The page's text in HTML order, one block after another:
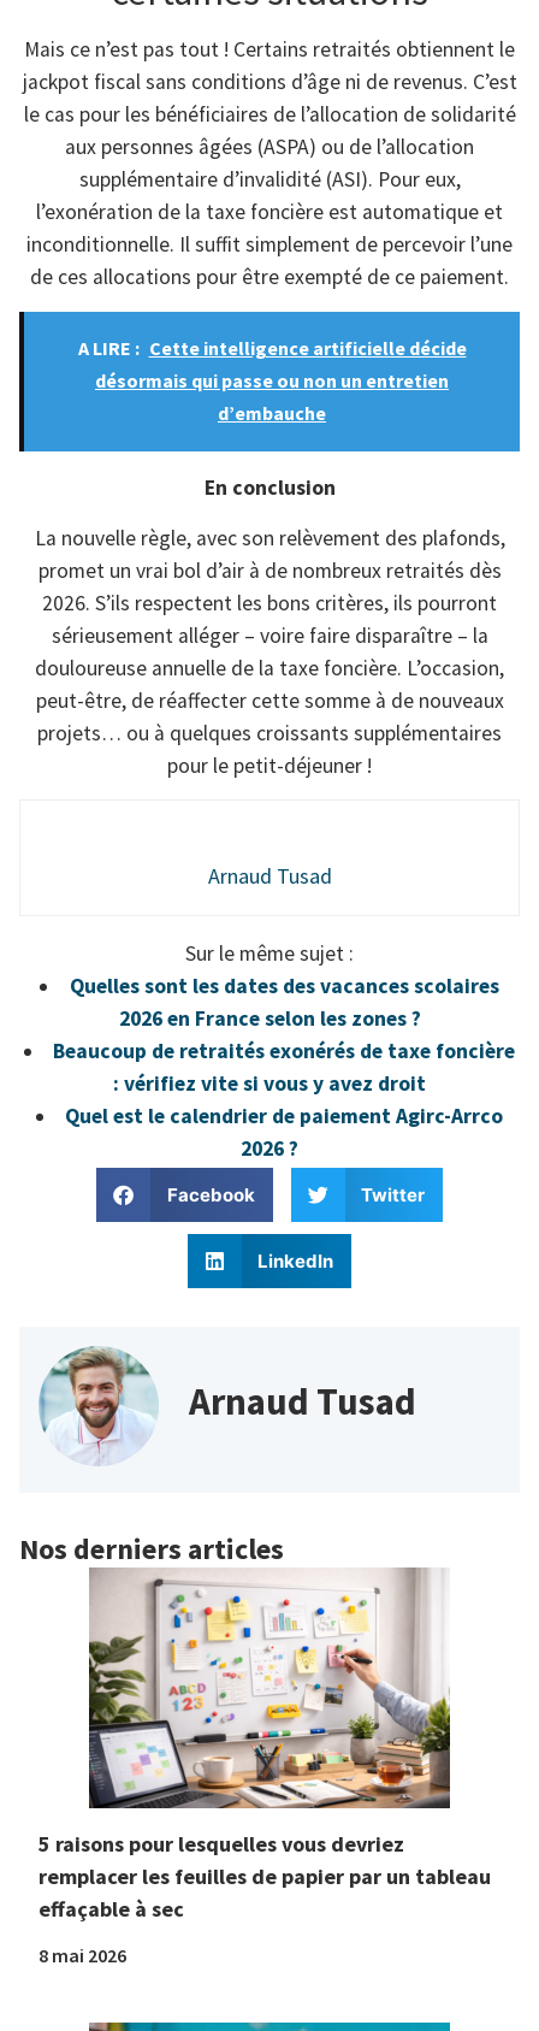
Mais ce n’est pas tout ! Certains retraités obtiennent le
jackpot fiscal sans conditions d’âge ni de revenus. C’est
le cas pour les bénéficiaires de l’allocation de solidarité
aux personnes âgées (ASPA) ou de l’allocation
supplémentaire d’invalidité (ASI). Pour eux,
l’exonération de la taxe foncière est automatique et
inconditionnelle. Il suffit simplement de percevoir l’une
de ces allocations pour être exempté de ce paiement.
A LIRE : Cette intelligence artificielle décide
désormais qui passe ou non un entretien
d’embauche
En conclusion
La nouvelle règle, avec son relèvement des plafonds,
promet un vrai bol d’air à de nombreux retraités dès
2026. S’ils respectent les bons critères, ils pourront
sérieusement alléger – voire faire disparaître – la
douloureuse annuelle de la taxe foncière. L’occasion,
peut-être, de réaffecter cette somme à de nouveaux
projets… ou à quelques croissants supplémentaires
pour le petit-déjeuner !
Arnaud Tusad
Sur le même sujet :
Quelles sont les dates des vacances scolaires
2026 en France selon les zones ?
Beaucoup de retraités exonérés de taxe foncière
: vérifiez vite si vous y avez droit
Quel est le calendrier de paiement Agirc-Arrco
2026 ?
Facebook Twitter
LinkedIn
Arnaud Tusad
Nos derniers articles
5 raisons pour lesquelles vous devriez
remplacer les feuilles de papier par un tableau
effaçable à sec
8 mai 2026